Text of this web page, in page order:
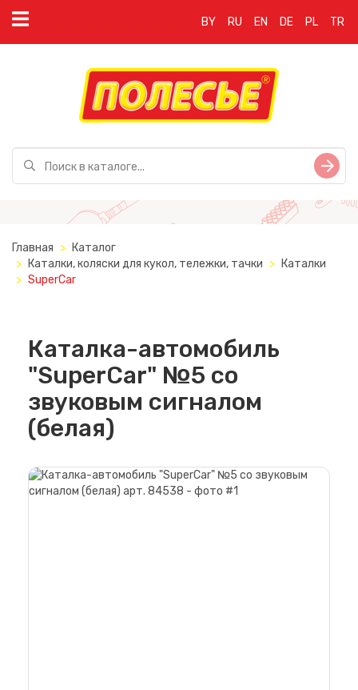
BY RU EN DE PL TR
Главная
Каталог
Каталки, коляски для кукол, тележки, тачки
Каталки
SuperCar
Каталка-автомобиль
"SuperCar" №5 со
звуковым сигналом
(белая)